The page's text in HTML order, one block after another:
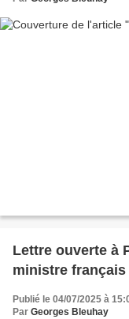
Lettre ouverte à
ministre français
Publié le 04/07/2025 à
Par Georges Bleuhay